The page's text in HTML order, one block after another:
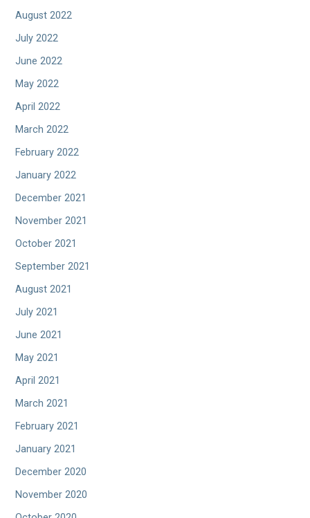
August 2022
July 2022
June 2022
May 2022
April 2022
March 2022
February 2022
January 2022
December 2021
November 2021
October 2021
September 2021
August 2021
July 2021
June 2021
May 2021
April 2021
March 2021
February 2021
January 2021
December 2020
November 2020